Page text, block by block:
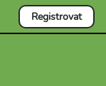
Registrovat